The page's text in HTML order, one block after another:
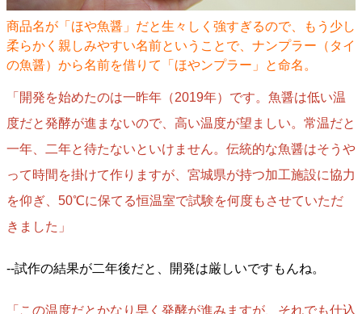
商品名が「ほや魚醤」だと生々しく強すぎるので、もう少し
柔らかく親しみやすい名前ということで、ナンプラー（タイ
の魚醤）から名前を借りて「ほやンプラー」と命名。
「開発を始めたのは一昨年（2019年）です。魚醤は低い温
度だと発酵が進まないので、高い温度が望ましい。常温だと
一年、二年と待たないといけません。伝統的な魚醤はそうや
って時間を掛けて作りますが、宮城県が持つ加工施設に協力
を仰ぎ、50℃に保てる恒温室で試験を何度もさせていただ
きました」
--試作の結果が二年後だと、開発は厳しいですもんね。
「この温度だとかなり早く発酵が進みますが、それでも仕込